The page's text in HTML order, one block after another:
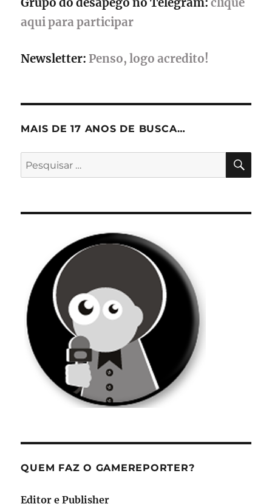
Grupo do desapego no Telegram: clique
aqui para participar
Newsletter: Penso, logo acredito!
MAIS DE 17 ANOS DE BUSCA…
Pesquisar
por:
QUEM FAZ O GAMEREPORTER?
Editor e Publisher